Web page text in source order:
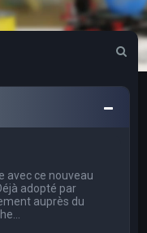
c
avec ce nouveau
adopté par
auprès du